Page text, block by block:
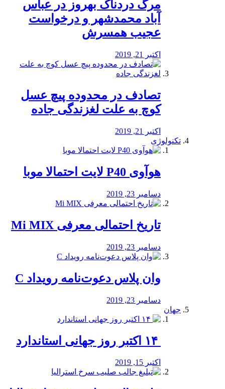
مرگ دردناک بهروز در عباس
آباد محمدشهر و درخواست
عجیب همسرش
اکتبر 21, 2019
تصادف در محدوده پیچ عسل
کوچ به علت لغزندگی جاده
اکتبر 21, 2019
تکنولوژی
هوآوی P40 لایت احتمالا موبا
دسامبر 23, 2019
تاریخ احتمالی معرفی Mi MIX
دسامبر 23, 2019
وان پلاس دعوت‌نامه رویداد C
دسامبر 23, 2019
جهان
اکتبر 15, 2019